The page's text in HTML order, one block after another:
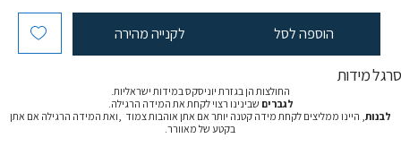
הוספה לסל לקנייה מהירה
סרגל מידות
החולצות הן בגזרת יוניסקס במידות ישראליות.
לגברים שבינינו רצוי לקחת את המידה הרגילה.
לבנות, היינו ממליצים לקחת מידה קטנה יותר אם אתן אוהבות צמוד ,ואת המידה הרגילה אם אתן
בקטע של מאוורר.